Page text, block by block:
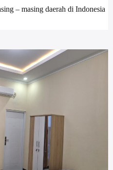
– masing daerah di Indonesia